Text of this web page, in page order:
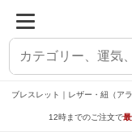
ブレスレット｜レザー・紐（ア
12時までのご注文で